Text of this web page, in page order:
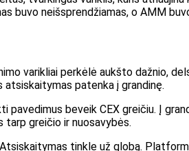
buvo neišsprendžiamas, o AMM
varikliai perkėlė aukšto dažnio,
patenka į grandinę.
pavedimus beveik CEX greičiu. Į
tarp greičio ir nuosavybės.
tinkle už globą.